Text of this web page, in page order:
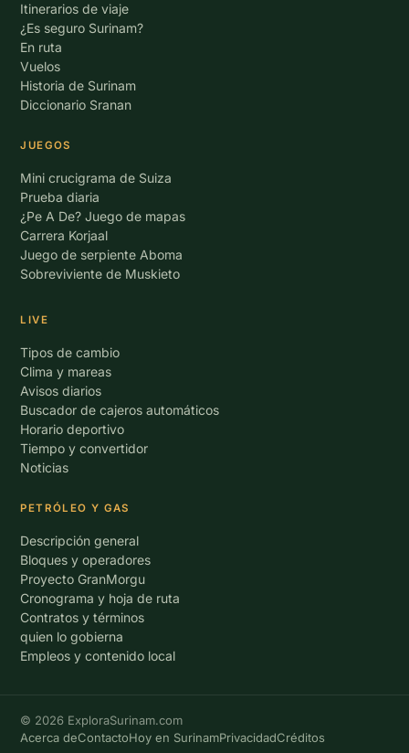
Itinerarios de viaje
¿Es seguro Surinam?
En ruta
Vuelos
Historia de Surinam
Diccionario Sranan
JUEGOS
Mini crucigrama de Suiza
Prueba diaria
¿Pe A De? Juego de mapas
Carrera Korjaal
Juego de serpiente Aboma
Sobreviviente de Muskieto
LIVE
Tipos de cambio
Clima y mareas
Avisos diarios
Buscador de cajeros automáticos
Horario deportivo
Tiempo y convertidor
Noticias
PETRÓLEO Y GAS
Descripción general
Bloques y operadores
Proyecto GranMorgu
Cronograma y hoja de ruta
Contratos y términos
quien lo gobierna
Empleos y contenido local
© 2026 ExploraSurinam.com
Acerca deContactoHoy en SurinamPrivacidadCréditos